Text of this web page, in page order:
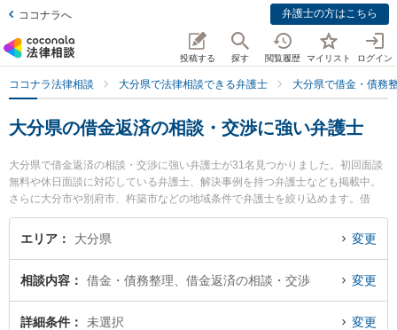
ココナラへ 弁護士の方はこちら
投稿する 探す 閲覧履歴 マイリスト ログイン
ココナラ法律相談 大分県で法律相談できる弁護士 大分県で借金・債務
大分県の借金返済の相談・交渉に強い弁護士
大分県で借金返済の相談・交渉に強い弁護士が31名見つかりました。初回面談
無料や休日面談に対応している弁護士、解決事例を持つ弁護士なども掲載中。
さらに大分市や別府市、杵築市などの地域条件で弁護士を絞り込めます。借
金・債務整理に関係する消費者金融の債務整理やクレジット会社の債務整理、
リボ払いの債務整理等の細かな分野での絞り込み検索もでき便利です。特に大
情報や弁護士費用、強みなどが注目されています。『大分県で土日や夜間に発
生した借金返済の相談・交渉のトラブルを今すぐに弁護士に相談したい』『借
金返済の相談・交渉のトラブル解決の実績豊富な近くの弁護士を検索したい』
エリア 大分県 変更
相談内容 借金・債務整理、借金返済の相談・交渉 変更
詳細条件 未選択 変更